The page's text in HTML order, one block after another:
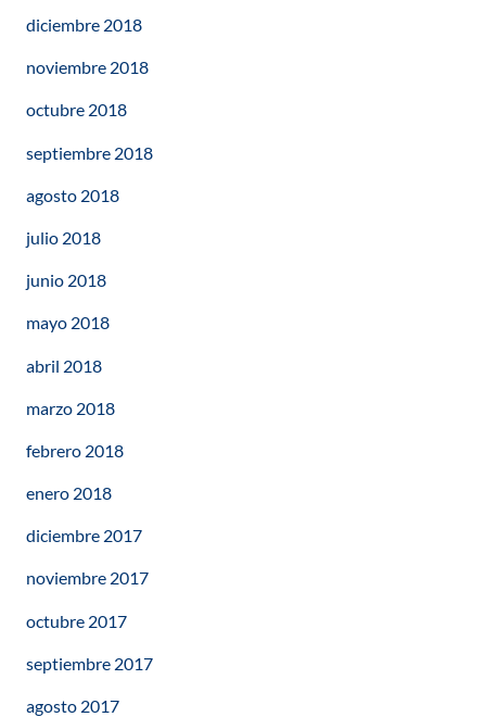
diciembre 2018
noviembre 2018
octubre 2018
septiembre 2018
agosto 2018
julio 2018
junio 2018
mayo 2018
abril 2018
marzo 2018
febrero 2018
enero 2018
diciembre 2017
noviembre 2017
octubre 2017
septiembre 2017
agosto 2017